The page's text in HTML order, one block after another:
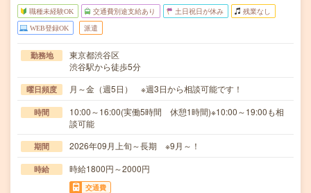
職種未経験OK 交通費別途支給あり 土日祝日が休み 残業なし
WEB登録OK 派遣
勤務地
東京都渋谷区
渋谷駅から徒歩5分
曜日頻度 月～金（週5日） ※週3日から相談可能です！
時間
10:00～16:00(実働5時間 休憩1時間)※10:00～19:00も相
談可能
期間 2026年09月上旬～長期 ※9月～！
時給 時給1800円～2000円
交通費